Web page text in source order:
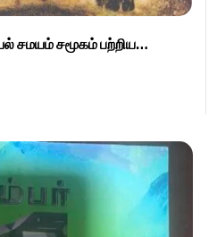
சமயம் சமூகம் பற்றிய